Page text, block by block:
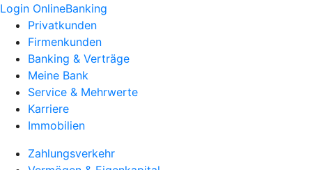
Login OnlineBanking
Privatkunden
Firmenkunden
Banking & Verträge
Meine Bank
Service & Mehrwerte
Karriere
Immobilien
Zahlungsverkehr